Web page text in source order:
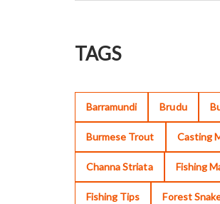
TAGS
Barramundi Brudu
Burmese Trout Casting
Channa Striata Fishing
Fishing Tips Forest